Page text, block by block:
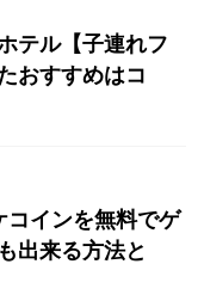
テル【子連れフ
おすすめはコ
コインを無料でゲ
出来る方法と